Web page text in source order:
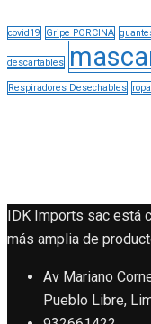
covid19 Gripe PORCINA
descartables
Respiradores Desechables
IDK Imports sac está
más amplia de
Av Mariano
Pueblo Libre,